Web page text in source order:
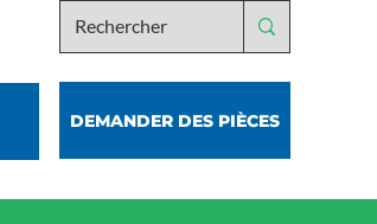
DEMANDER DES PIÈCES